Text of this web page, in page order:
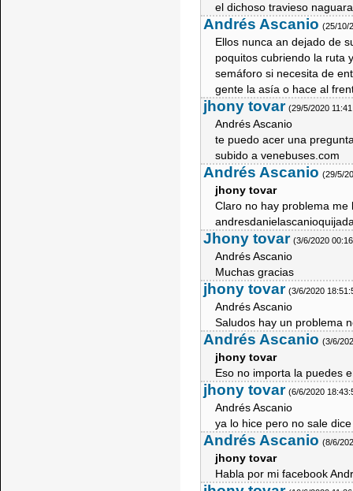
el dichoso travieso
Andrés Ascanio (25/10/
Ellos nunca an dejado de
poquitos cubriendo la ruta
semáforo si necesita de
gente la asía o hace al
jhony tovar (29/5/2020
Andrés Ascanio
te puedo acer una
subido a venebuses.com
Andrés Ascanio (29/5/
jhony tovar
Claro no hay problema
Jhony tovar (3/6/2020
Andrés Ascanio
Muchas gracias
jhony tovar (3/6/2020
Andrés Ascanio
Saludos hay un problema
Andrés Ascanio (3/6/
jhony tovar
Eso no importa la puedes
jhony tovar (6/6/2020
Andrés Ascanio
ya lo hice pero no sale
Andrés Ascanio (8/6/
jhony tovar
Habla por mi facebook